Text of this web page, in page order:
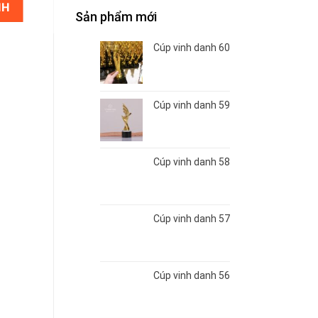
Sản phẩm mới
Cúp vinh danh 60
Cúp vinh danh 59
Cúp vinh danh 58
Cúp vinh danh 57
Cúp vinh danh 56